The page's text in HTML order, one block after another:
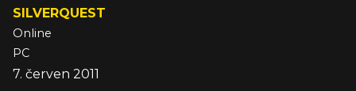
SILVERQUEST
Online
PC
7. červen 2011